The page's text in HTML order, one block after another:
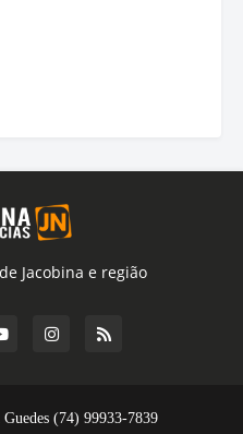
Jacobina e região
(74) 99933-7839